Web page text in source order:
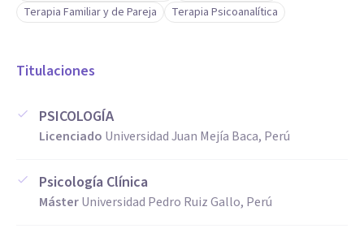
Terapia Familiar y de Pareja
Terapia Psicoanalítica
Titulaciones
PSICOLOGÍA
Licenciado Universidad Juan Mejía Baca, Perú
Psicología Clínica
MásterUniversidad Pedro Ruiz Gallo, Perú